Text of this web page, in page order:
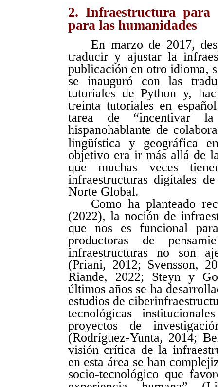
2. Infraestructura para
para las humanidades
En marzo de 2017,
traducir y ajustar la
publicación en otro idioma,
se inauguró con las
tutoriales de Python y,
treinta tutoriales en
tarea de “incentivar
hispanohablante de
lingüística y geográfica
objetivo era ir más allá de
que muchas veces
infraestructuras digitales
Norte Global.
Como ha planteado
(2022), la noción de
que nos es funcional
productoras de
infraestructuras no son
(Priani, 2012; Svensson,
Riande, 2022; Steyn y
últimos años se ha
estudios de
tecnológicas
proyectos de
(Rodríguez-Yunta, 2014;
visión crítica de la
en esta área se han
socio-tecnológico que